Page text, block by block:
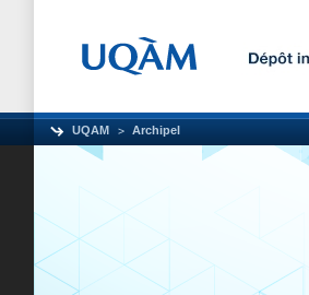
UQAM Archipel